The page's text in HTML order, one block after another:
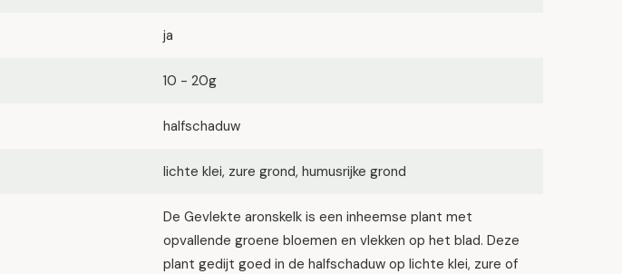
ja
10 - 20g
halfschaduw
lichte klei, zure grond, humusrijke grond
De Gevlekte aronskelk is een inheemse plant met
opvallende groene bloemen en vlekken op het blad. Deze
plant gedijt goed in de halfschaduw op lichte klei, zure of